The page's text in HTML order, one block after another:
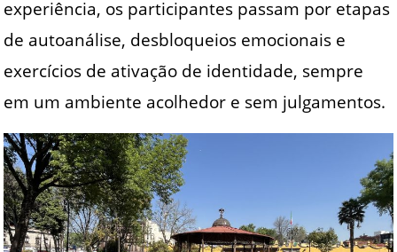
experiência, os participantes passam por etapas
de autoanálise, desbloqueios emocionais e
exercícios de ativação de identidade, sempre
em um ambiente acolhedor e sem julgamentos.